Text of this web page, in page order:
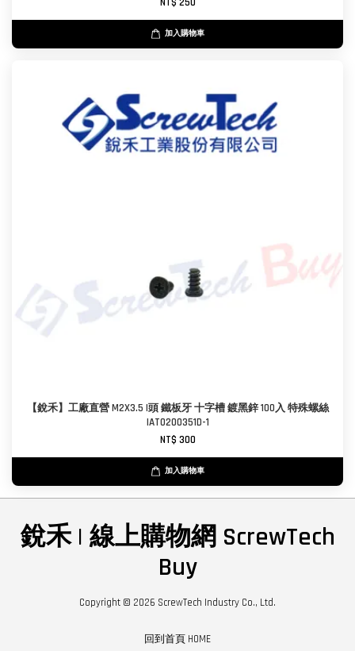
NT$ 250
加入購物車
【銳禾】工廠直營 M2X3.5 I頭 鐵板牙 十字槽 鍍黑鋅 100入 特殊螺絲
IAT0200351D-1
NT$ 300
加入購物車
銳禾 | 線上購物網 ScrewTech
Buy
Copyright © 2026 ScrewTech Industry Co., Ltd.
回到首頁 HOME